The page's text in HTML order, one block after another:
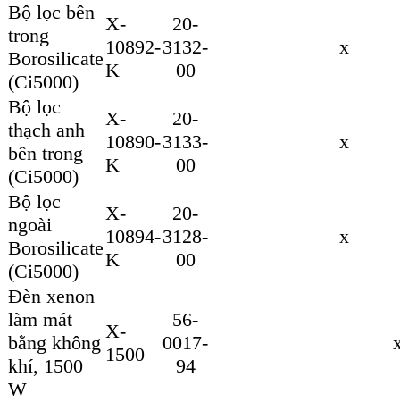
Bộ lọc bên
trong
Borosilicate
(Ci5000)
X-
10892-
K
20-
3132-
00
x
Bộ lọc
thạch anh
bên trong
(Ci5000)
X-
10890-
K
20-
3133-
00
x
Bộ lọc
ngoài
Borosilicate
(Ci5000)
X-
10894-
K
20-
3128-
00
x
Đèn xenon
làm mát
bằng không
khí, 1500
W
X-
1500
56-
0017-
94